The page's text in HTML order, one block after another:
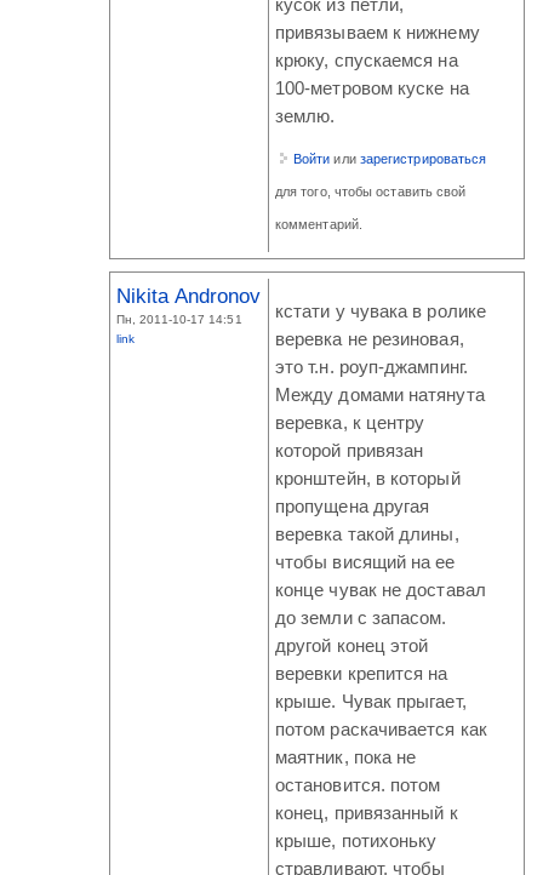
кусок из петли,
привязываем к нижнему
крюку, спускаемся на
100-метровом куске на
землю.
Войти или зарегистрироваться
для того, чтобы оставить свой
комментарий.
Nikita Andronov
Пн, 2011-10-17 14:51
link
кстати у чувака в ролике
веревка не резиновая,
это т.н. роуп-джампинг.
Между домами натянута
веревка, к центру
которой привязан
кронштейн, в который
пропущена другая
веревка такой длины,
чтобы висящий на ее
конце чувак не доставал
до земли с запасом.
другой конец этой
веревки крепится на
крыше. Чувак прыгает,
потом раскачивается как
маятник, пока не
остановится. потом
конец, привязанный к
крыше, потихоньку
стравливают, чтобы